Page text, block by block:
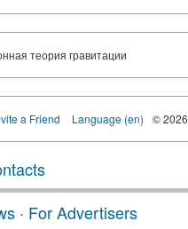
теория гравитации
a Friend Language (en) © 2026
· For Advertisers